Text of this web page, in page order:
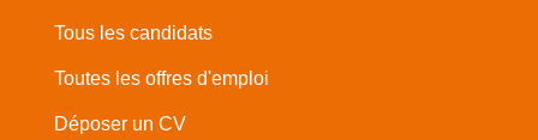
Tous les candidats
Toutes les offres d'emploi
Déposer un CV